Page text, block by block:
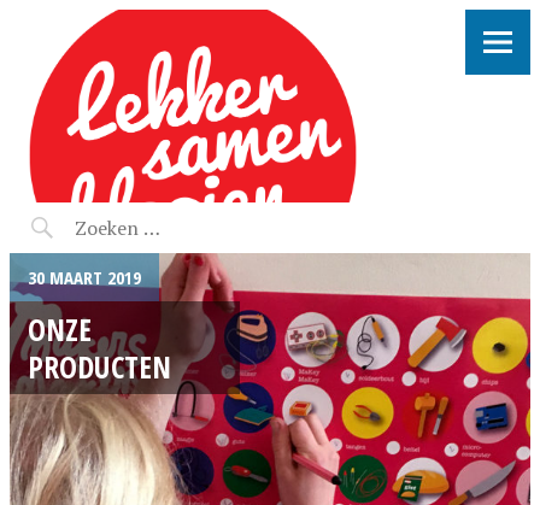
LEKKER SAMEN KLOOIEN
30 MAART 2019
ONZE
PRODUCTEN